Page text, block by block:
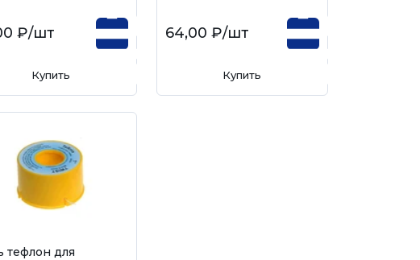
₽/шт
Купить
64,00 ₽/шт
Купить
тефлон для